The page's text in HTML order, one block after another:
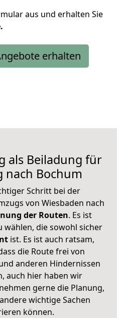
aus und erhalten Sie
erhalten
als Beiladung für
nach Bochum
Schritt bei der
von Wiesbaden nach
der Routen. Es ist
wählen, die sowohl sicher
ist. Es ist auch ratsam,
die Route frei von
anderen Hindernissen
auch hier haben wir
gerne die Planung,
wichtige Sachen
können.